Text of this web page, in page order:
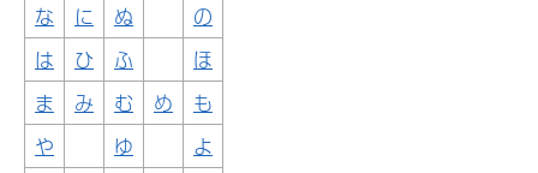
な
に ぬ
の
は
ひ ふ
ほ
ま
み む め
も
や
ゆ
よ